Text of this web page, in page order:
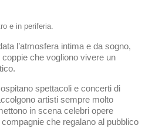
e in periferia.
l’atmosfera intima e da sogno,
che vogliono vivere un
spettacoli e concerti di
artisti sempre molto
in scena celebri opere
che regalano al pubblico